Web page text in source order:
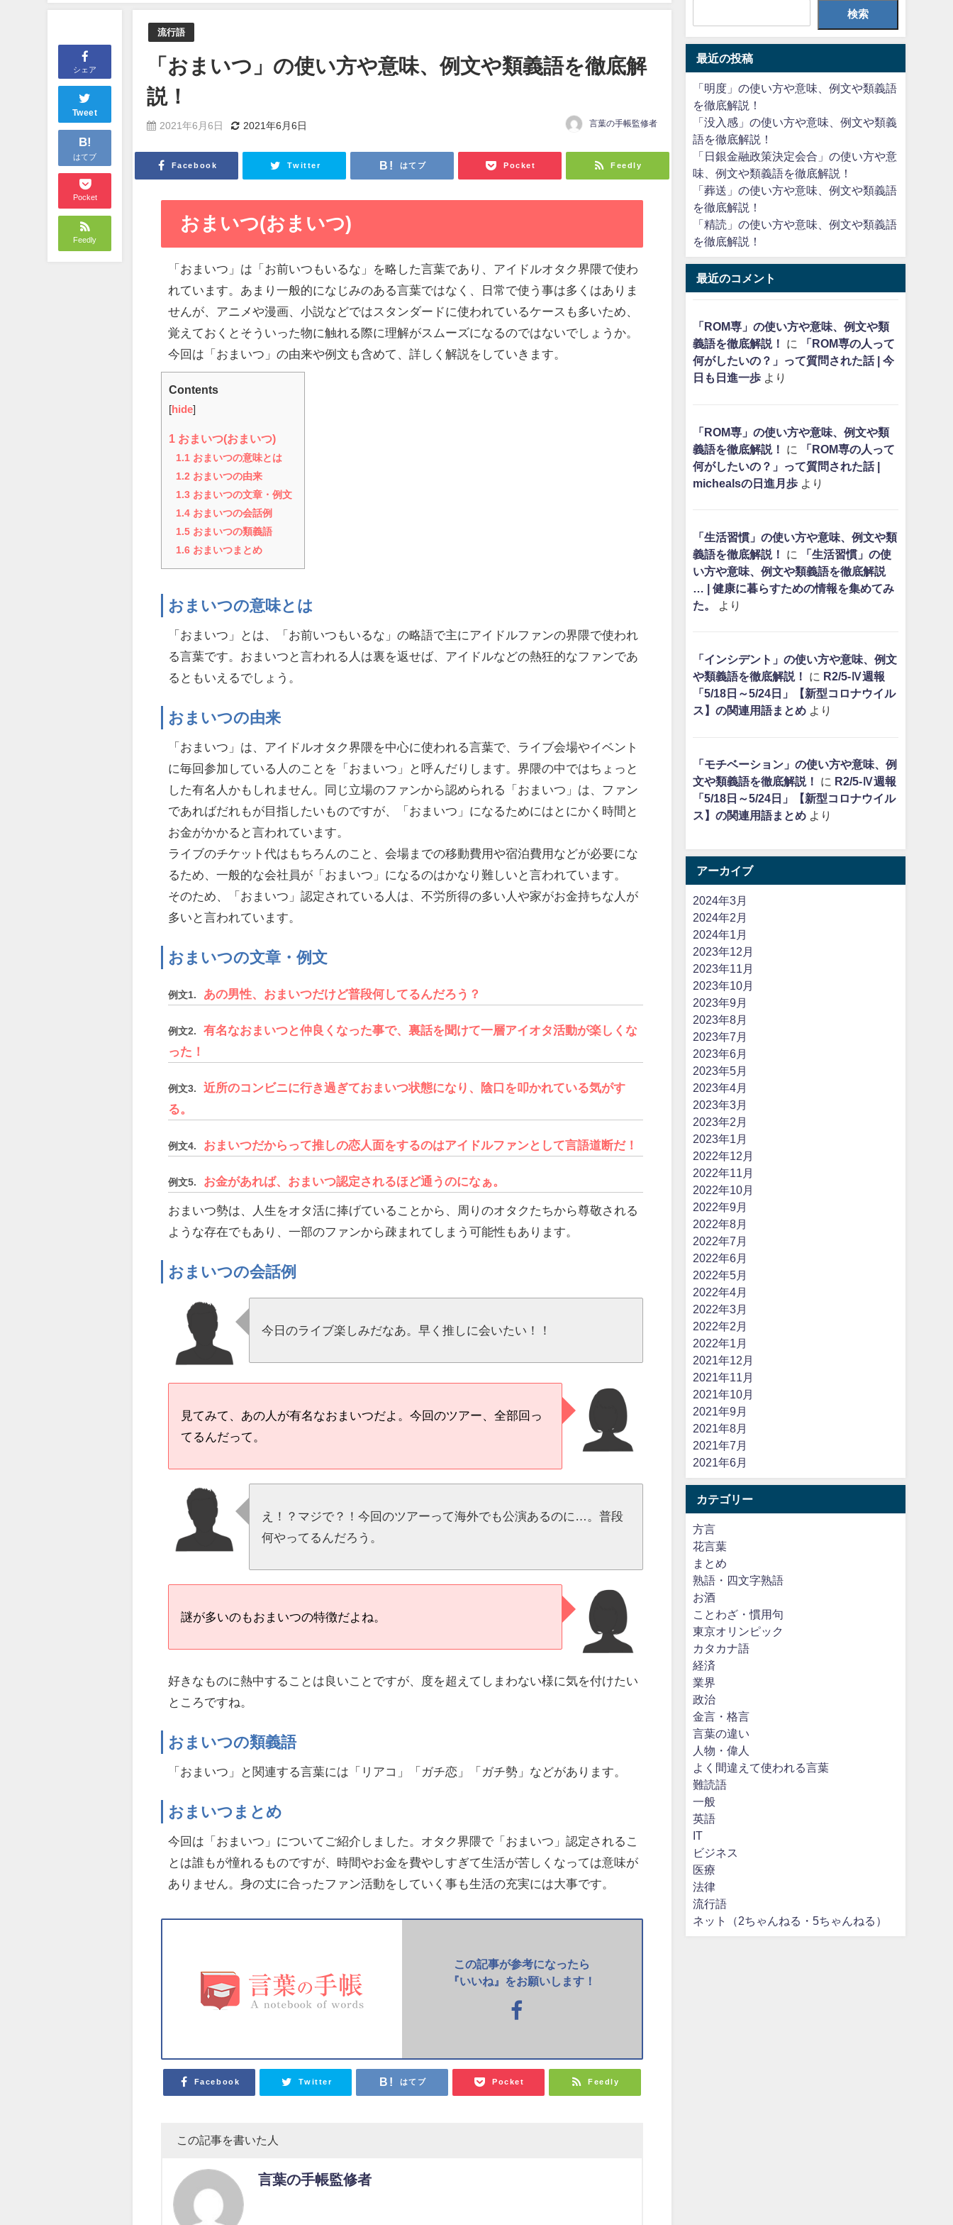
シェア
Tweet
B!
はてブ
Pocket
Feedly
流行語
「おまいつ」の使い方や意味、例文や類義語を徹底解
説！
2021年6月6日 2021年6月6日 言葉の手帳監修者
Facebook Twitter はてブ Pocket Feedly
おまいつ(おまいつ)
「おまいつ」は「お前いつもいるな」を略した言葉であり、アイドルオタク界隈で使わ
れています。あまり一般的になじみのある言葉ではなく、日常で使う事は多くはありま
せんが、アニメや漫画、小説などではスタンダードに使われているケースも多いため、
覚えておくとそういった物に触れる際に理解がスムーズになるのではないでしょうか。
今回は「おまいつ」の由来や例文も含めて、詳しく解説をしていきます。
Contents
[ hide]
1 おまいつ(おまいつ)
1.1 おまいつの意味とは
1.2 おまいつの由来
1.3 おまいつの文章・例文
1.4 おまいつの会話例
1.5 おまいつの類義語
1.6 おまいつまとめ
おまいつの意味とは
「おまいつ」とは、「お前いつもいるな」の略語で主にアイドルファンの界隈で使われ
る言葉です。おまいつと言われる人は裏を返せば、アイドルなどの熱狂的なファンであ
るともいえるでしょう。
おまいつの由来
「おまいつ」は、アイドルオタク界隈を中心に使われる言葉で、ライブ会場やイベント
に毎回参加している人のことを「おまいつ」と呼んだりします。界隈の中ではちょっと
した有名人かもしれません。同じ立場のファンから認められる「おまいつ」は、ファン
であればだれもが目指したいものですが、「おまいつ」になるためにはとにかく時間と
お金がかかると言われています。
ライブのチケット代はもちろんのこと、会場までの移動費用や宿泊費用などが必要にな
るため、一般的な会社員が「おまいつ」になるのはかなり難しいと言われています。
そのため、「おまいつ」認定されている人は、不労所得の多い人や家がお金持ちな人が
多いと言われています。
おまいつの文章・例文
例文1. あの男性、おまいつだけど普段何してるんだろう？
例文2.
有名なおまいつと仲良くなった事で、裏話を聞けて一層アイオタ活動が楽しくな
った！
例文3.
近所のコンビニに行き過ぎておまいつ状態になり、陰口を叩かれている気がす
る。
例文4. おまいつだからって推しの恋人面をするのはアイドルファンとして言語道断だ！
例文5. お金があれば、おまいつ認定されるほど通うのになぁ。
おまいつ勢は、人生をオタ活に捧げていることから、周りのオタクたちから尊敬される
ような存在でもあり、一部のファンから疎まれてしまう可能性もあります。
おまいつの会話例
今日のライブ楽しみだなあ。早く推しに会いたい！！
見てみて、あの人が有名なおまいつだよ。今回のツアー、全部回っ
てるんだって。
え！？マジで？！今回のツアーって海外でも公演あるのに…。普段
何やってるんだろう。
謎が多いのもおまいつの特徴だよね。
好きなものに熱中することは良いことですが、度を超えてしまわない様に気を付けたい
ところですね。
おまいつの類義語
「おまいつ」と関連する言葉には「リアコ」「ガチ恋」「ガチ勢」などがあります。
おまいつまとめ
今回は「おまいつ」についてご紹介しました。オタク界隈で「おまいつ」認定されるこ
とは誰もが憧れるものですが、時間やお金を費やしすぎて生活が苦しくなっては意味が
ありません。身の丈に合ったファン活動をしていく事も生活の充実には大事です。
この記事が参考になったら
『いいね』をお願いします！
Facebook Twitter はてブ Pocket Feedly
この記事を書いた人
言葉の手帳監修者
検索
最近の投稿
「明度」の使い方や意味、例文や類義語
を徹底解説！
「没入感」の使い方や意味、例文や類義
語を徹底解説！
「日銀金融政策決定会合」の使い方や意
味、例文や類義語を徹底解説！
「葬送」の使い方や意味、例文や類義語
を徹底解説！
「精読」の使い方や意味、例文や類義語
を徹底解説！
最近のコメント
「ROM専」の使い方や意味、例文や類
義語を徹底解説！
に
「ROM専の人って
何がしたいの？」って質問された話 | 今
日も日進一歩より
「ROM専」の使い方や意味、例文や類
義語を徹底解説！
に
「ROM専の人って
何がしたいの？」って質問された話 |
michealsの日進月歩より
「生活習慣」の使い方や意味、例文や類
義語を徹底解説！
に
「生活習慣」の使
い方や意味、例文や類義語を徹底解説
… | 健康に暮らすための情報を集めてみ
た。
より
「インシデント」の使い方や意味、例文
や類義語を徹底解説！
に R2/5-Ⅳ週報
「5/18日～5/24日」【新型コロナウイル
ス】の関連用語まとめより
「モチベーション」の使い方や意味、例
文や類義語を徹底解説！
に R2/5-Ⅳ週報
「5/18日～5/24日」【新型コロナウイル
ス】の関連用語まとめより
アーカイブ
2024年3月
2024年2月
2024年1月
2023年12月
2023年11月
2023年10月
2023年9月
2023年8月
2023年7月
2023年6月
2023年5月
2023年4月
2023年3月
2023年2月
2023年1月
2022年12月
2022年11月
2022年10月
2022年9月
2022年8月
2022年7月
2022年6月
2022年5月
2022年4月
2022年3月
2022年2月
2022年1月
2021年12月
2021年11月
2021年10月
2021年9月
2021年8月
2021年7月
2021年6月
カテゴリー
方言
花言葉
まとめ
熟語・四文字熟語
お酒
ことわざ・慣用句
東京オリンピック
カタカナ語
経済
業界
政治
金言・格言
言葉の違い
人物・偉人
よく間違えて使われる言葉
難読語
一般
英語
IT
ビジネス
医療
法律
流行語
ネット（2ちゃんねる・5ちゃんねる）